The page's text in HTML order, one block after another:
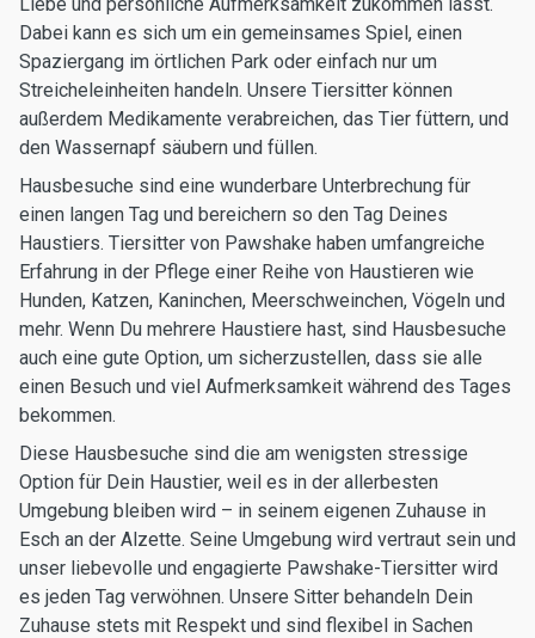
Dabei kann es sich um ein gemeinsames Spiel, einen
Spaziergang im örtlichen Park oder einfach nur um
Streicheleinheiten handeln. Unsere Tiersitter können
außerdem Medikamente verabreichen, das Tier füttern, und
den Wassernapf säubern und füllen.
Hausbesuche sind eine wunderbare Unterbrechung für
einen langen Tag und bereichern so den Tag Deines
Haustiers. Tiersitter von Pawshake haben umfangreiche
Erfahrung in der Pflege einer Reihe von Haustieren wie
Hunden, Katzen, Kaninchen, Meerschweinchen, Vögeln und
mehr. Wenn Du mehrere Haustiere hast, sind Hausbesuche
auch eine gute Option, um sicherzustellen, dass sie alle
einen Besuch und viel Aufmerksamkeit während des Tages
bekommen.
Diese Hausbesuche sind die am wenigsten stressige
Option für Dein Haustier, weil es in der allerbesten
Umgebung bleiben wird – in seinem eigenen Zuhause in
Esch an der Alzette. Seine Umgebung wird vertraut sein und
unser liebevolle und engagierte Pawshake-Tiersitter wird
es jeden Tag verwöhnen. Unsere Sitter behandeln Dein
Zuhause stets mit Respekt und sind flexibel in Sachen